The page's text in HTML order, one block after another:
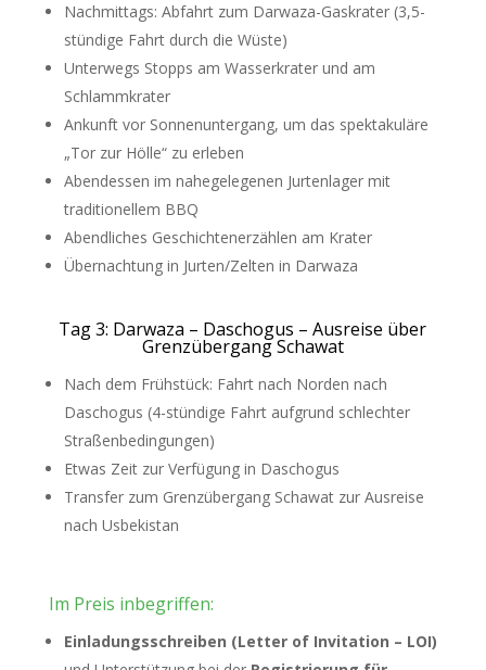
Nachmittags: Abfahrt zum Darwaza-Gaskrater (3,5-
stündige Fahrt durch die Wüste)
Unterwegs Stopps am Wasserkrater und am
Schlammkrater
Ankunft vor Sonnenuntergang, um das spektakuläre
„Tor zur Hölle“ zu erleben
Abendessen im nahegelegenen Jurtenlager mit
traditionellem BBQ
Abendliches Geschichtenerzählen am Krater
Übernachtung in Jurten/Zelten in Darwaza
Tag 3: Darwaza – Daschogus – Ausreise über
Grenzübergang Schawat
Nach dem Frühstück: Fahrt nach Norden nach
Daschogus (4-stündige Fahrt aufgrund schlechter
Straßenbedingungen)
Etwas Zeit zur Verfügung in Daschogus
Transfer zum Grenzübergang Schawat zur Ausreise
nach Usbekistan
Im Preis inbegriffen:
Einladungsschreiben (Letter of Invitation – LOI)